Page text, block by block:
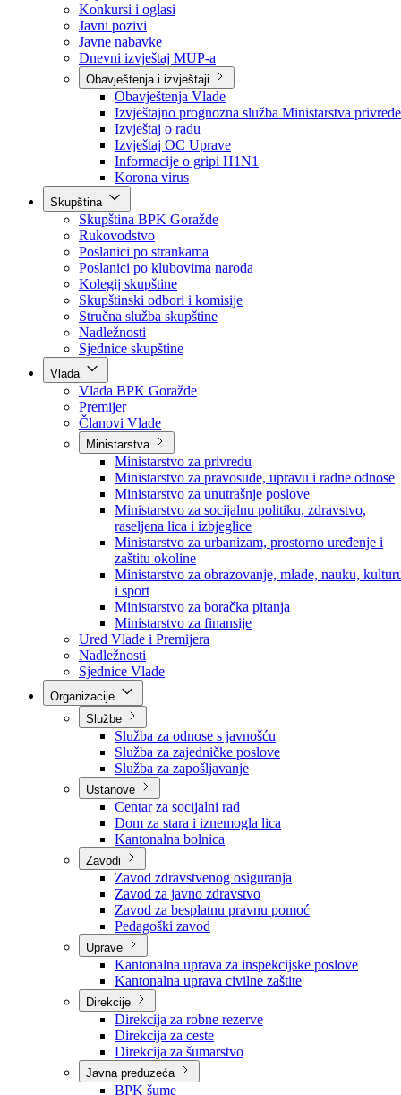
Sve vijesti
Izdvojeno
Najave
Konkursi i oglasi
Javni pozivi
Javne nabavke
Dnevni izvještaj MUP-a
Obavještenja i izvještaji
Obavještenja Vlade
Izvještajno prognozna služba Ministarstva privrede
Izvještaj o radu
Izvještaj OC Uprave
Informacije o gripi H1N1
Korona virus
Skupština
Skupština BPK Goražde
Rukovodstvo
Poslanici po strankama
Poslanici po klubovima naroda
Kolegij skupštine
Skupštinski odbori i komisije
Stručna služba skupštine
Nadležnosti
Sjednice skupštine
Vlada
Vlada BPK Goražde
Premijer
Članovi Vlade
Ministarstva
Ministarstvo za privredu
Ministarstvo za pravosuđe, upravu i radne odnose
Ministarstvo za unutrašnje poslove
Ministarstvo za socijalnu politiku, zdravstvo,
raseljena lica i izbjeglice
Ministarstvo za urbanizam, prostorno uređenje i
zaštitu okoline
Ministarstvo za obrazovanje, mlade, nauku,
i sport
Ministarstvo za boračka pitanja
Ministarstvo za finansije
Ured Vlade i Premijera
Nadležnosti
Sjednice Vlade
Službe
Služba za odnose s javnošću
Služba za zajedničke poslove
Služba za zapošljavanje
Ustanove
Centar za socijalni rad
Dom za stara i iznemogla lica
Kantonalna bolnica
Zavodi
Zavod zdravstvenog osiguranja
Zavod za javno zdravstvo
Zavod za besplatnu pravnu pomoć
Pedagoški zavod
Uprave
Kantonalna uprava za inspekcijske poslove
Kantonalna uprava civilne zaštite
Direkcije
Direkcija za robne rezerve
Direkcija za ceste